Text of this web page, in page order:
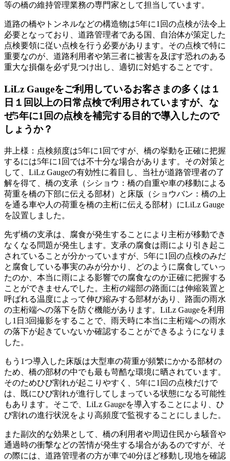
等の橋の維持管理業務の専門家として担当しています。
道路の橋やトンネルなどの構造物は5年に1回の点検が法令上
必要となっており、道路管理者である国、自治体が策定した
点検要領に従い点検を行う必要があります。その点検で特に
重要なのが、道路利用者や第三者に被害を及ぼす恐れのある
重大な損傷を必ず見つけ出し、適切に対処することです。
LiLz Gaugeをご利用しているお客さまの多くは１
日１回以上の日常点検で利用されていますが、な
ぜ5年に1回の点検を補完する目的で導入したので
しょうか？
井上様：点検頻度は5年に1回ですが、橋の挙動を正確に把握
するには5年に1回では不十分な場合があります。その対策と
して、LiLz Gaugeの有効性に着目し、当社が道路管理者の了
解を得て、橋の支承（シショウ：橋の自重や車の移動による
荷重を橋の下部に伝える部材）と床版（ショウバン：橋の上
を通る車や人の荷重を橋の主桁に伝える部材）にLiLz Gauge
を設置しました。
先ず橋の支承は、腐食が発生することにより主桁が移動でき
なくなる問題が発生します。支承の腐食は雨により引き起こ
されていることが分かっていますが、5年に1回の点検のみだ
と腐食している事実のみが分かり、どのように腐食していっ
たのか、本当に雨による影響での腐食なのか正確に把握する
ことができませんでした。主桁の端部の路面には伸縮装置と
呼ばれる温度によって伸び縮みする部材があり、路面の雨水
の主桁端への落下を防ぐ機能があります。LiLz Gaugeを利用
し1日3回撮影をすることで、雨天時に本当に主桁端への雨水
の落下が起きていないか確認することができるようになりま
した。
もう1つ導入した床版は大型車の荷重が頻繁にかかる部材の
ため、橋の部材の中でも最も苛酷な環境に晒されています。
そのためひび割れが起こりやすく、5年に1回の点検だけで
は、既にひび割れが進行してしまっている状態になる可能性
もあります。そこで、LiLz Gaugeを導入することにより、ひ
び割れの進行状況をより高頻度で監視することにしました。
また副次的な効果として、橋の利用者や周辺住民から騒音や
通過時の衝撃などの苦情が発生する場合があるのですが、そ
の際には、道路管理者の方が車で40分ほど移動し現地を確認